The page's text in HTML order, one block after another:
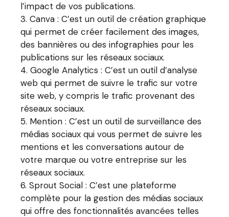
l’impact de vos publications.
Canva : C’est un outil de création graphique
qui permet de créer facilement des images,
des bannières ou des infographies pour les
publications sur les réseaux sociaux.
Google Analytics : C’est un outil d’analyse
web qui permet de suivre le trafic sur votre
site web, y compris le trafic provenant des
réseaux sociaux.
Mention : C’est un outil de surveillance des
médias sociaux qui vous permet de suivre les
mentions et les conversations autour de
votre marque ou votre entreprise sur les
réseaux sociaux.
Sprout Social : C’est une plateforme
complète pour la gestion des médias sociaux
qui offre des fonctionnalités avancées telles